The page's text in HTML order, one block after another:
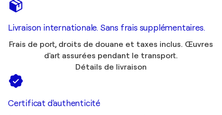
Livraison internationale. Sans frais supplémentaires.
Frais de port, droits de douane et taxes inclus. Œuvres
d'art assurées pendant le transport.
Détails de livraison
Certificat d'authenticité